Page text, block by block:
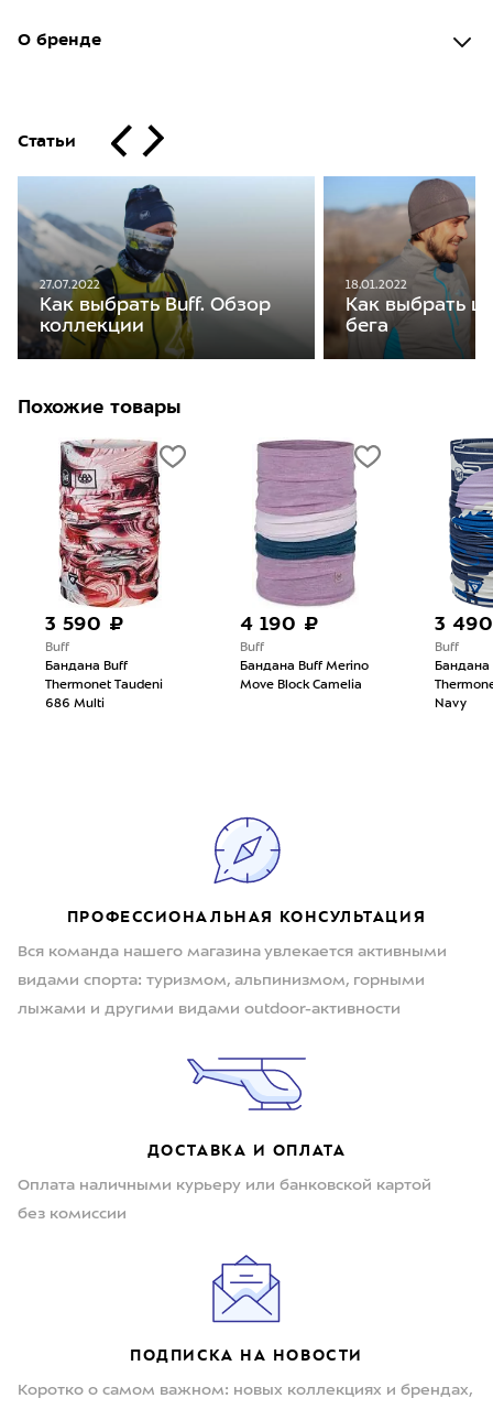
О бренде
Статьи
27.07.2022
Как выбрать Buff. Обзор
коллекции
18.01.2022
Как выбрать
бега
Похожие товары
3 590 ₽
Buff
Бандана Buff
Thermonet Taudeni
686 Multi
4 190 ₽
Buff
Бандана Buff Merino
Move Block Camelia
3
Buff
Бандана
Navy
ПРОФЕССИОНАЛЬНАЯ КОНСУЛЬТАЦИЯ
Вся команда нашего магазина увлекается активными
видами спорта: туризмом, альпинизмом, горными
лыжами и другими видами outdoor-активности
ДОСТАВКА И ОПЛАТА
Оплата наличными курьеру или банковской картой
без комиссии
ПОДПИСКА НА НОВОСТИ
Коротко о самом важном: новых коллекциях и брендах,